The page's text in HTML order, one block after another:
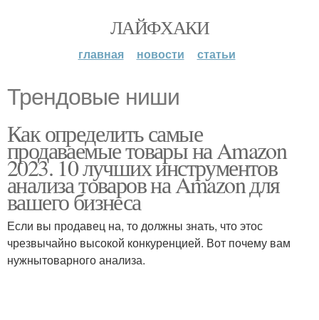
ЛАЙФХАКИ
главная новости статьи
Трендовые ниши
Как определить самые
продаваемые товары на Amazon
2023. 10 лучших инструментов
анализа товаров на Amazon для
вашего бизнеса
Если вы продавец на, то должны знать, что этос
чрезвычайно высокой конкуренцией. Вот почему вам
нужнытоварного анализа.